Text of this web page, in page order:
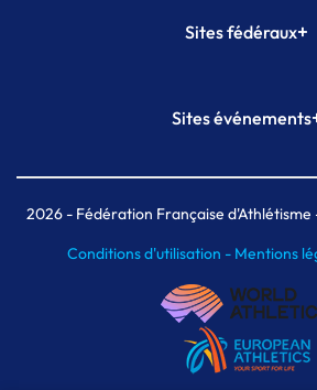
Sites fédéraux+
Plateforme
Sites événements
Meeting de Paris
MAIF Ekiden de
2026- Fédération Française d'Athlétisme
Conditions d'utilisation - Mentions